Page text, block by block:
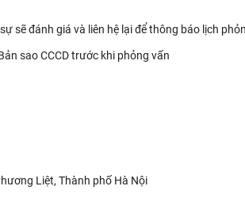
sẽ đánh giá và liên hệ lại để thông báo lịch
sao CCCD trước khi phỏng vấn
Liệt, Thành phố Hà Nội